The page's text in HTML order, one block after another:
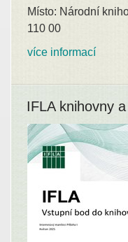
Místo: Národní
110 00
více informací
IFLA knihovny